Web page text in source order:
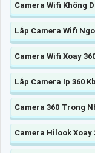
Camera Wifi Không
Lắp Camera Wifi
Camera Wifi Xoay
Lắp Camera Ip 360
Camera 360 Trong
Camera Hilook Xoay